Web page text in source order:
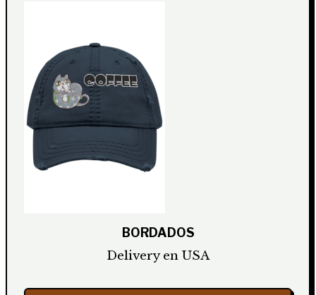
BORDADOS
Delivery en USA